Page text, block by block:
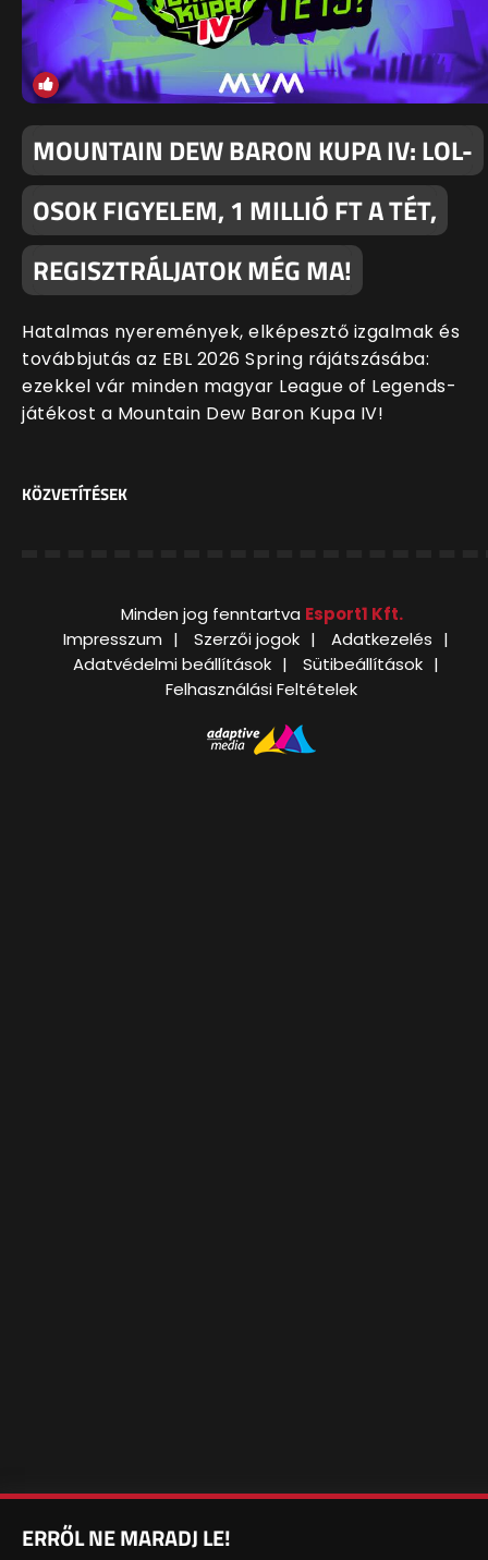
MOUNTAIN DEW BARON KUPA IV: LOL-
OSOK FIGYELEM, 1 MILLIÓ FT A TÉT,
REGISZTRÁLJATOK MÉG MA!
Hatalmas nyeremények, elképesztő izgalmak és
továbbjutás az EBL 2026 Spring rájátszásába:
ezekkel vár minden magyar League of Legends-
játékost a Mountain Dew Baron Kupa IV!
KÖZVETÍTÉSEK
Minden jog fenntartva Esport1 Kft.
Impresszum
Szerzői jogok
Adatkezelés
Adatvédelmi beállítások
Sütibeállítások
Felhasználási Feltételek
ERRŐL NE MARADJ LE!